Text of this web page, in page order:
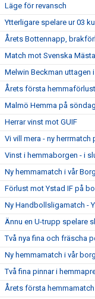
Läge för revansch
Ytterligare spelare ur 03
Årets Bottennapp,
Match mot Svenska
Melwin Beckman uttagen
Årets första hemmaförlust
Malmö Hemma på söndag
Herrar vinst mot GUIF
Vi vill mera - ny herrmatch
Vinst i hemmaborgen - i
Ny hemmamatch i vår
Förlust mot Ystad IF på
Ny Handbollsligamatch -
Ännu en U-trupp spelare
Två nya fina och fräscha
Ny hemmamatch i vår borg
Två fina pinnar i
Årets första hemmamatch